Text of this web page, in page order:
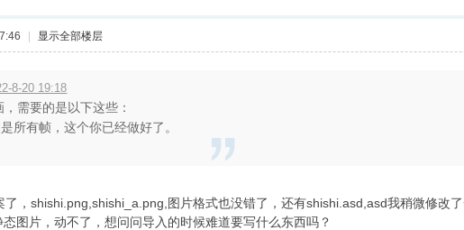
显示全部楼层
8-20 19:18
需要的是以下这些：
所有帧，这个你已经做好了。
了，shishi.png,shishi_a.png,图片格式也没错了，还有shishi.asd,asd我稍微修改
图片，动不了，想问问导入的时候难道要写什么东西吗？